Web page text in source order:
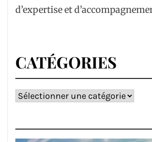
d’expertise et
CATÉGORIES
Catégories